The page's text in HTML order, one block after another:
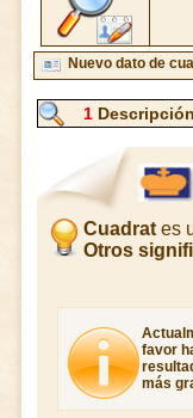
Nuevo dato de
1
Cuadrates
Otros
favor
más